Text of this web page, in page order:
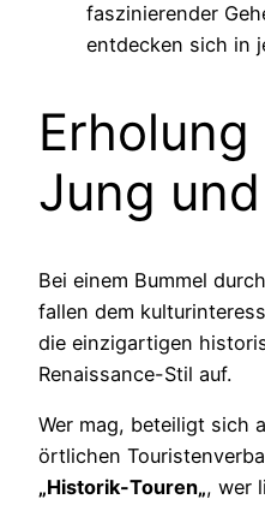
faszinierender
entdecken sich in
Jung
Bei einem Bummel
fallen dem
die einzigartigen
Renaissance-Stil auf.
Wer mag, beteiligt sich
örtlichen
„Historik-Touren„, wer